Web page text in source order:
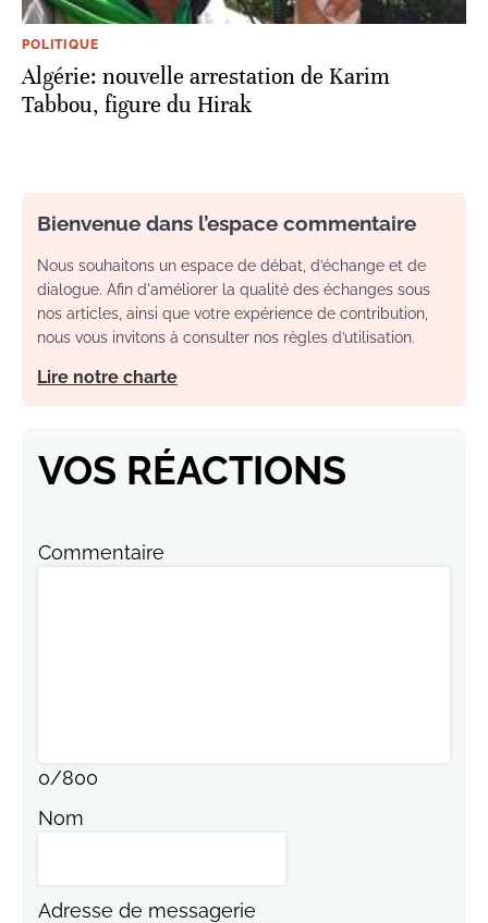
POLITIQUE
Algérie: nouvelle arrestation de Karim
Tabbou, figure du Hirak
Bienvenue dans l’espace commentaire
Nous souhaitons un espace de débat, d’échange et de
dialogue. Afin d'améliorer la qualité des échanges sous
nos articles, ainsi que votre expérience de contribution,
nous vous invitons à consulter nos règles d’utilisation.
Lire notre charte
VOS RÉACTIONS
Commentaire
0/800
Nom
Adresse de messagerie